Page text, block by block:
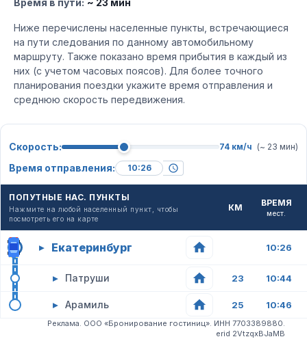
Время в пути: ~ 23 мин
Ниже перечислены населенные пункты, встречающиеся
на пути следования по данному автомобильному
маршруту. Также показано время прибытия в каждый из
них (с учетом часовых поясов). Для более точного
планирования поездки укажите время отправления и
среднюю скорость передвижения.
Скорость: 74 км/ч (~ 23 мин)
Время отправления:
ПОПУТНЫЕ НАС. ПУНКТЫ
Нажмите на любой населенный пункт, чтобы
посмотреть его на карте
КМ ВРЕМЯ
мест.
▸ Екатеринбург 10:26
▸ Патруши 23 10:44
▸ Арамиль 25 10:46
Реклама. ООО «Бронирование гостиниц». ИНН 7703389880.
erid 2VtzqxBJaMB